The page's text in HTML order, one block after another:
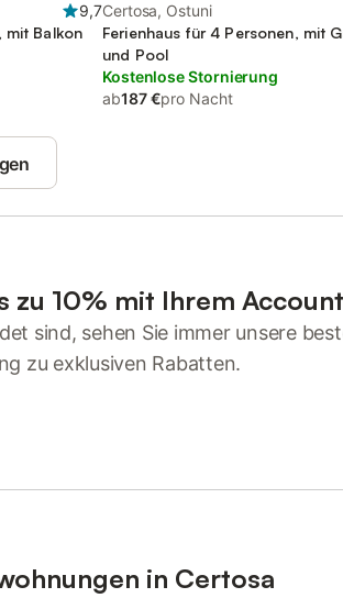
9,7
mit Balkon
Certosa, Ostuni
Ferienhaus für 4 Personen, mit
und Pool
Kostenlose Stornierung
ab187 €pro Nacht
zu 10% mit Ihrem Account
sind, sehen Sie immer unsere
zu exklusiven Rabatten.
in Certosa